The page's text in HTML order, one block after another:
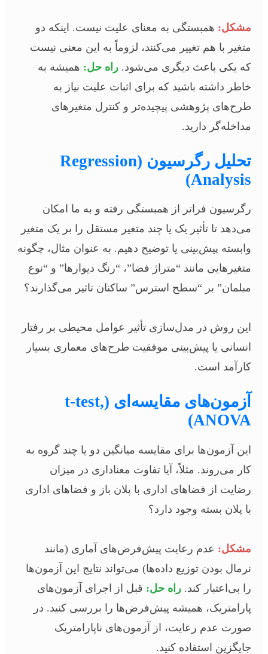
مشکل: همبستگی به معنای علیت نیست. اینکه دو
متغیر با هم تغییر می‌کنند، لزوماً به این معنی نیست
که یکی باعث دیگری می‌شود. راه حل: همیشه به
خاطر داشته باشید که برای اثبات علیت نیاز به
طرح‌های پژوهشی پیچیده‌تر و کنترل متغیرهای
مداخله‌گر دارید.
تحلیل رگرسیون (Regression
Analysis)
رگرسیون فراتر از همبستگی رفته و به ما امکان
می‌دهد تا تأثیر یک یا چند متغیر مستقل را بر یک متغیر
وابسته پیش‌بینی یا توضیح دهیم. به عنوان مثال، چگونه
متغیرهایی مانند “متراژ فضا”، “رنگ دیوارها” و “نوع
مبلمان” بر “سطح استرس” ساکنان تاثیر می‌گذارند؟
این روش در مدل‌سازی تأثیر عوامل محیطی بر رفتار
انسانی یا پیش‌بینی موفقیت طرح‌های معماری بسیار
کارآمد است.
آزمون‌های مقایسه‌ای (t-test,
ANOVA)
این آزمون‌ها برای مقایسه میانگین دو یا چند گروه به
کار می‌روند. مثلاً، آیا تفاوت معناداری در میزان
رضایت از فضاهای اداری با پلان باز و فضاهای اداری
با پلان بسته وجود دارد؟
مشکل: عدم رعایت پیش‌فرض‌های آماری (مانند
نرمال بودن توزیع داده‌ها) می‌تواند نتایج این آزمون‌ها
را بی‌اعتبار کند. راه حل: قبل از اجرای آزمون‌های
پارامتریک، همیشه پیش‌فرض‌ها را بررسی کنید. در
صورت عدم رعایت، از آزمون‌های ناپارامتریک
جایگزین استفاده کنید.